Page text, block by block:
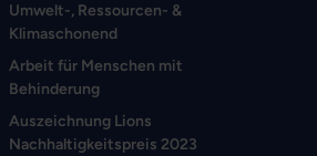
Umwelt-, Ressourcen- &
Klimaschonend
Arbeit für Menschen mit
Behinderung
Auszeichnung Lions
Nachhaltigkeitspreis 2023